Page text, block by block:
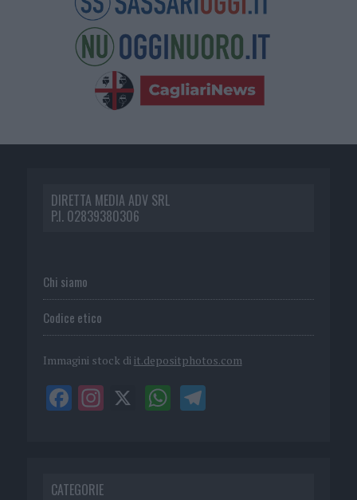
DIRETTA MEDIA ADV SRL
P.I. 02839380306
Chi siamo
Codice etico
Immagini stock di it.depositphotos.com
CATEGORIE